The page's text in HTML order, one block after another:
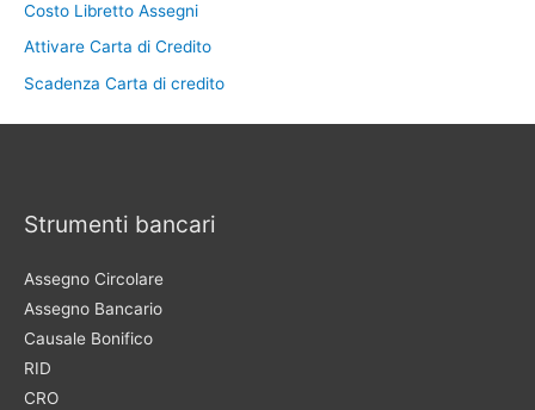
Costo Libretto Assegni
Attivare Carta di Credito
Scadenza Carta di credito
Strumenti bancari
Assegno Circolare
Assegno Bancario
Causale Bonifico
RID
CRO